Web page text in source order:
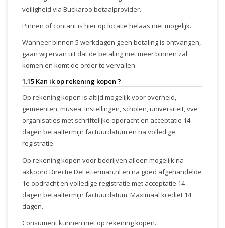
veiligheid via Buckaroo betaalprovider.
Pinnen of contant is hier op locatie helaas niet mogelijk.
Wanneer binnen 5 werkdagen geen betaling is ontvangen,
gaan wij ervan uit dat de betaling niet meer binnen zal
komen en komt de order te vervallen.
1.15 Kan ik op rekening kopen ?
Op rekening kopen is altijd mogelijk voor overheid,
gemeenten, musea, instellingen, scholen, universiteit, vve
organisaties met schriftelijke opdracht en acceptatie 14
dagen betaaltermijn factuurdatum en na volledige
registratie.
Op rekening kopen voor bedrijven alleen mogelijk na
akkoord Directie DeLetterman.nl en na goed afgehandelde
1e opdracht en volledige registratie met acceptatie 14
dagen betaaltermijn factuurdatum. Maximaal krediet 14
dagen.
Consument kunnen niet op rekening kopen.